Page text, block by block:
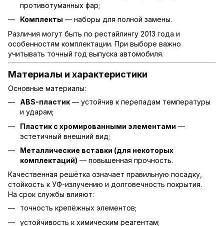
противотуманных фар;
Комплекты — наборы для полной замены.
Различия могут быть по рестайлингу 2013 года и
особенностям комплектации. При выборе важно
учитывать точный год выпуска автомобиля.
Материалы и характеристики
Основные материалы:
ABS-пластик — устойчив к перепадам температуры
и ударам;
Пластик с хромированными элементами —
эстетичный внешний вид;
Металлические вставки (для некоторых
комплектаций) — повышенная прочность.
Качественная решётка означает правильную посадку,
стойкость к УФ-излучению и долговечность покрытия.
На срок службы влияют:
точность крепёжных элементов;
устойчивость к химическим реагентам;